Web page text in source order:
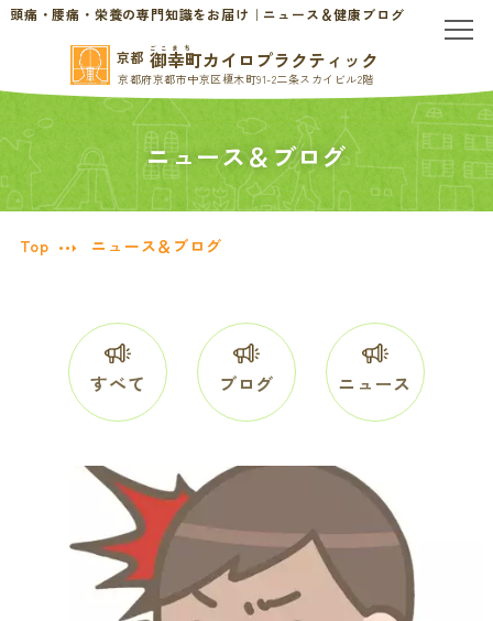
頭痛・腰痛・栄養の専門知識をお届け｜ニュース＆健康ブログ
京都 ごこまち
御幸町カイロプラクティック
京都府京都市中京区榎木町91-2二条スカイビル2階
TOP
当院のご案内
慢性的なお悩みの方へ
慢性的な頭痛・首こり
腰痛・ぎっくり腰
貧血・低血糖・疲れやすさ
オフィスワークの体の悩み
患者様の声
分子栄養学/オーソモレキュラー
分子整合栄養医学／オーソモレキュラーとは
分子整合栄養医学／オーソモレキュラーの血液検査と栄養療法
提携医療機関
ニュース＆ブログ
ニュース＆ブログ
Top ニュース＆ブログ
すべて ブログ ニュース